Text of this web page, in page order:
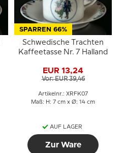
SPARREN 66%
Schwedische Trachten
Kaffeetasse Nr. 7 Halland
EUR 13,24
Vor: EUR 39,46
Artikelnr.: XRFK07
Maß: H: 7 cm x Ø: 14 cm
AUF LAGER
Zur Ware